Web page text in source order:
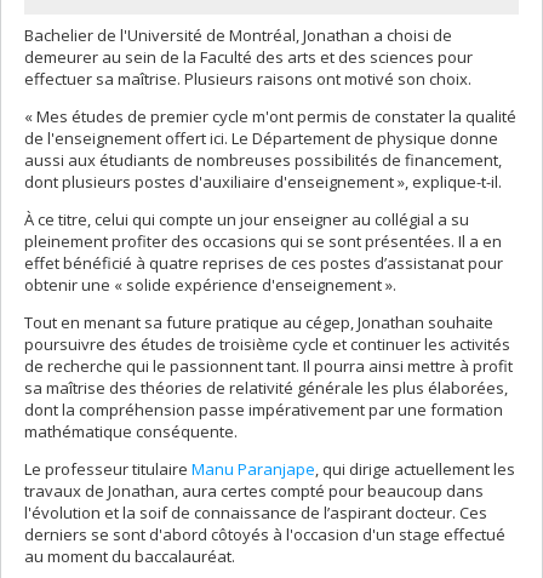
Bachelier de l'Université de Montréal, Jonathan a choisi de
demeurer au sein de la Faculté des arts et des sciences pour
effectuer sa maîtrise. Plusieurs raisons ont motivé son choix.
« Mes études de premier cycle m'ont permis de constater la qualité
de l'enseignement offert ici. Le Département de physique donne
aussi aux étudiants de nombreuses possibilités de financement,
dont plusieurs postes d'auxiliaire d'enseignement », explique-t-il.
À ce titre, celui qui compte un jour enseigner au collégial a su
pleinement profiter des occasions qui se sont présentées. Il a en
effet bénéficié à quatre reprises de ces postes d’assistanat pour
obtenir une « solide expérience d'enseignement ».
Tout en menant sa future pratique au cégep, Jonathan souhaite
poursuivre des études de troisième cycle et continuer les activités
de recherche qui le passionnent tant. Il pourra ainsi mettre à profit
sa maîtrise des théories de relativité générale les plus élaborées,
dont la compréhension passe impérativement par une formation
mathématique conséquente.
Le professeur titulaire Manu Paranjape, qui dirige actuellement les
travaux de Jonathan, aura certes compté pour beaucoup dans
l'évolution et la soif de connaissance de l’aspirant docteur. Ces
derniers se sont d'abord côtoyés à l'occasion d'un stage effectué
au moment du baccalauréat.